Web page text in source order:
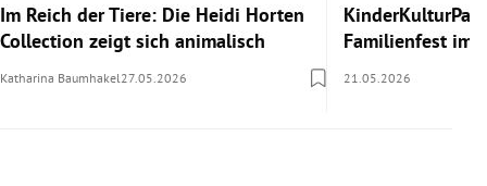
Im Reich der Tiere: Die Heidi Horten
Collection zeigt sich animalisch
Katharina Baumhakel27.05.2026
Familienfest im
21.05.2026